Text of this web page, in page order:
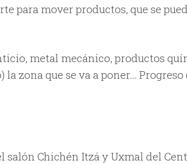
para mover productos, que se
metal mecánico, productos
zona que se va a poner… Progreso
salón Chichén Itzá y Uxmal del